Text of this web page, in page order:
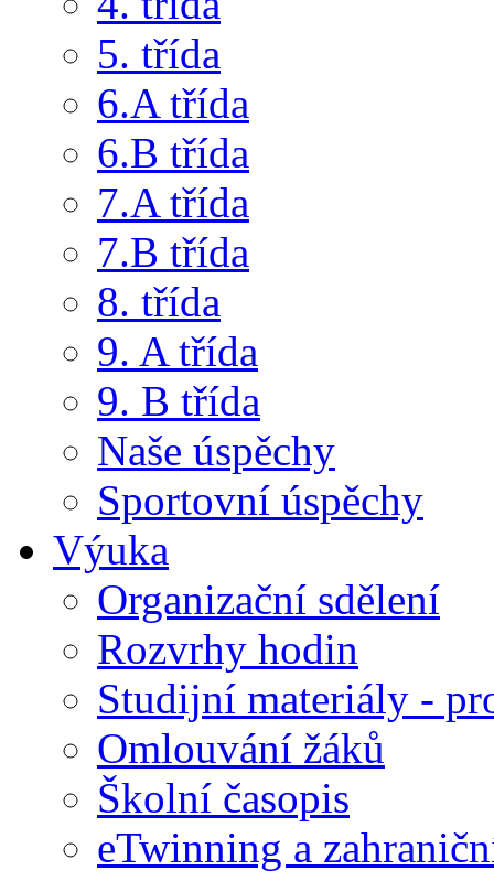
5. třída
6.A třída
6.B třída
7.A třída
7.B třída
8. třída
9. A třída
9. B třída
Naše úspěchy
Sportovní úspěchy
Výuka
Organizační sdělení
Rozvrhy hodin
Studijní materiály -
Omlouvání žáků
Školní časopis
eTwinning a